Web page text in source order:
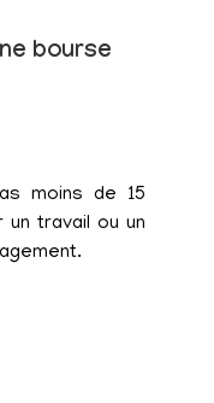
bourse
moins de 15
travail ou un